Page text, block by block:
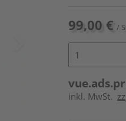
99,00 € /
inkl. MwSt.